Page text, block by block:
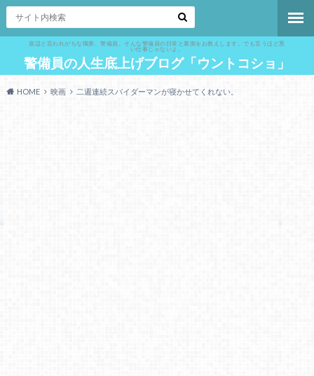
底辺と言われがちな職業、警備員。そんな警備員の日常と裏側をお教えします。でも言うほど悪
い仕事じゃないよ。
警備員の人生底上げブログ「ウントコショ」
HOME 映画 二週連続スパイダーマンが寝かせてくれない。